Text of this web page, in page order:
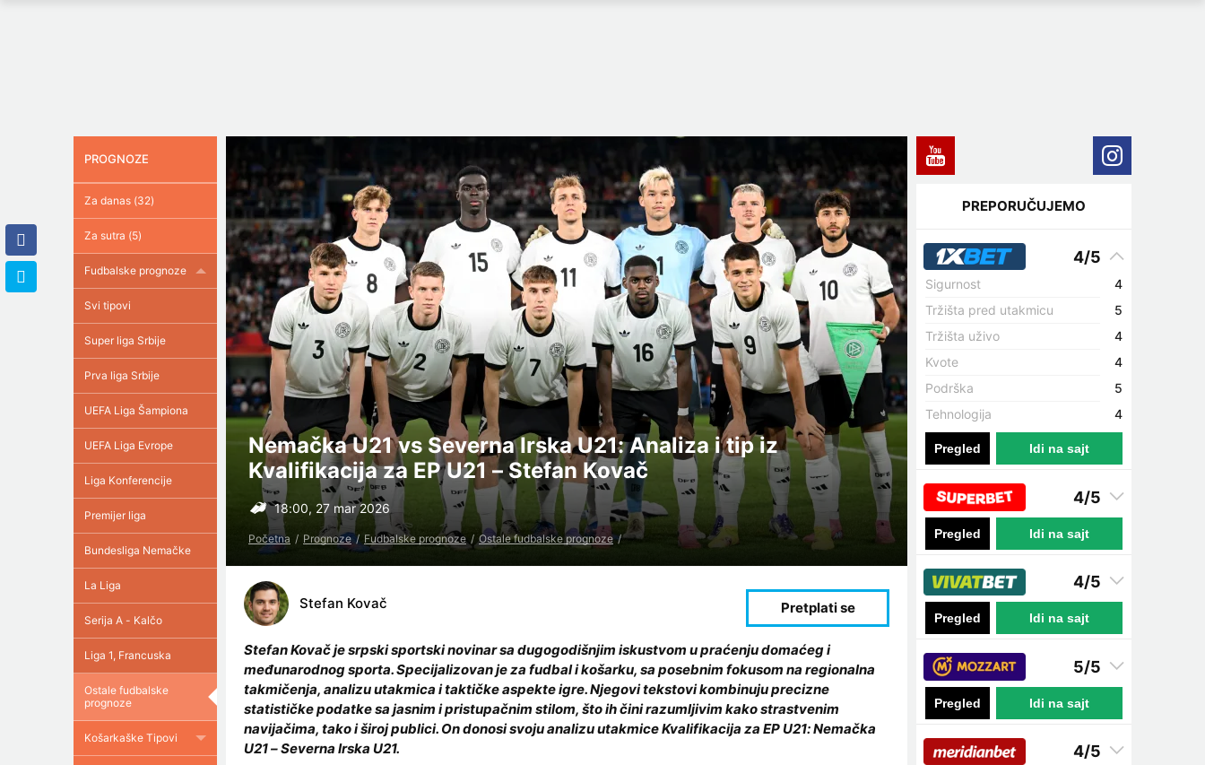
Nemačka U21 vs Severna Irska U21: Analiza i tip iz
Kvalifikacija za EP U21 – Stefan Kovač
18:00, 27 mar 2026
Početna Prognoze Fudbalske prognoze Ostale fudbalske prognoze
Stefan Kovač
Stefan Kovač je srpski sportski novinar sa dugogodišnjim iskustvom u praćenju domaćeg i
međunarodnog sporta. Specijalizovan je za fudbal i košarku, sa posebnim fokusom na regionalna
takmičenja, analizu utakmica i taktičke aspekte igre. Njegovi tekstovi kombinuju precizne
statističke podatke sa jasnim i pristupačnim stilom, što ih čini razumljivim kako strastvenim
navijačima, tako i široj publici. On donosi svoju analizu utakmice Kvalifikacija za EP U21: Nemačka
U21 – Severna Irska U21.
PROGNOZE
Za danas (32)
Za sutra (5)
Fudbalske prognoze
Svi tipovi
Super liga Srbije
Prva liga Srbije
UEFA Liga Šampiona
UEFA Liga Evrope
Liga Konferencije
Premijer liga
Bundesliga Nemačke
La Liga
Serija A - Kalčo
Liga 1, Francuska
Ostale fudbalske
prognoze
Košarkaške Tipovi
PREPORUČUJEMO
4/5
Sigurnost
4
Tržišta pred utakmicu
5
Tržišta uživo
4
Kvote
4
Podrška
5
Tehnologija
4
Pregled Idi na sajt
4/5
Pregled Idi na sajt
4/5
Pregled Idi na sajt
5/5
Pregled Idi na sajt
4/5